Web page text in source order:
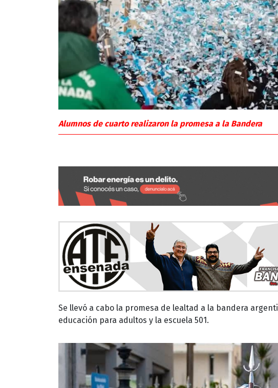
Alumnos de cuarto realizaron la promesa a la Bandera
Se llevó a cabo la promesa de lealtad a la bandera
educación para adultos y la escuela 501.